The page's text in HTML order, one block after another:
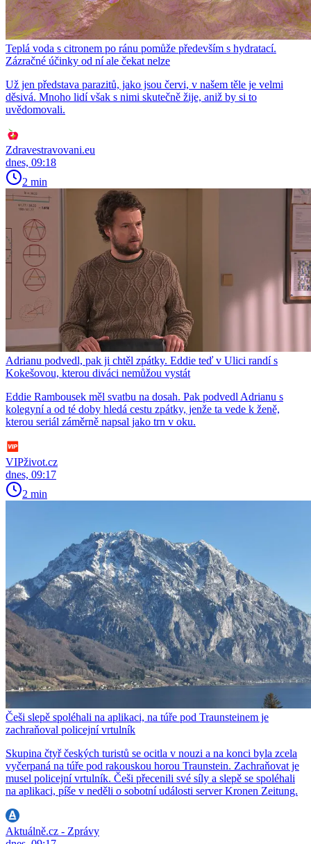
Teplá voda s citronem po ránu pomůže především s hydratací.
Zázračné účinky od ní ale čekat nelze
Už jen představa parazitů, jako jsou červi, v našem těle je velmi
děsivá. Mnoho lidí však s nimi skutečně žije, aniž by si to
uvědomovali.
Zdravestravovani.eu
dnes, 09:18
2 min
Adrianu podvedl, pak ji chtěl zpátky. Eddie teď v Ulici randí s
Kokešovou, kterou diváci nemůžou vystát
Eddie Rambousek měl svatbu na dosah. Pak podvedl Adrianu s
kolegyní a od té doby hledá cestu zpátky, jenže ta vede k ženě,
kterou seriál záměrně napsal jako trn v oku.
VIPživot.cz
dnes, 09:17
2 min
Češi slepě spoléhali na aplikaci, na túře pod Traunsteinem je
zachraňoval policejní vrtulník
Skupina čtyř českých turistů se ocitla v nouzi a na konci byla zcela
vyčerpaná na túře pod rakouskou horou Traunstein. Zachraňovat je
musel policejní vrtulník. Češi přecenili své síly a slepě se spoléhali
na aplikaci, píše v neděli o sobotní události server Kronen Zeitung.
Aktuálně.cz - Zprávy